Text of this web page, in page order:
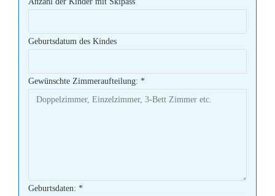
Geburtsdatum des Kindes
Gewünschte Zimmeraufteilung: *
Geburtsdaten: *